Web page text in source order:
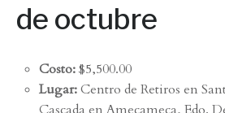
de octubre
Costo:$5,500.00
Lugar:Centro de Retiros en